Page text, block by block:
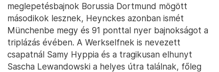
meglepetésbajnok Borussia Dortmund mögött
másodikok lesznek, Heynckes azonban ismét
Münchenbe megy és 91 ponttal nyer bajnokságot a
triplázás évében. A Werkselfnek is nevezett
csapatnál Samy Hyppia és a tragikusan elhunyt
Sascha Lewandowski a helyes útra találnak, főleg